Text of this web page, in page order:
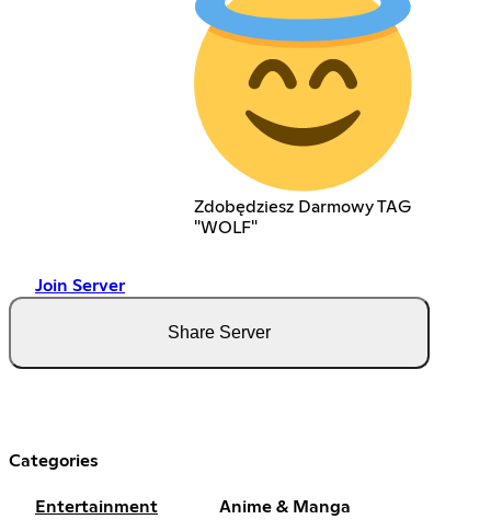
Zdobędziesz Darmowy TAG
"WOLF"
Join Server
Share Server
Categories
Entertainment Anime & Manga